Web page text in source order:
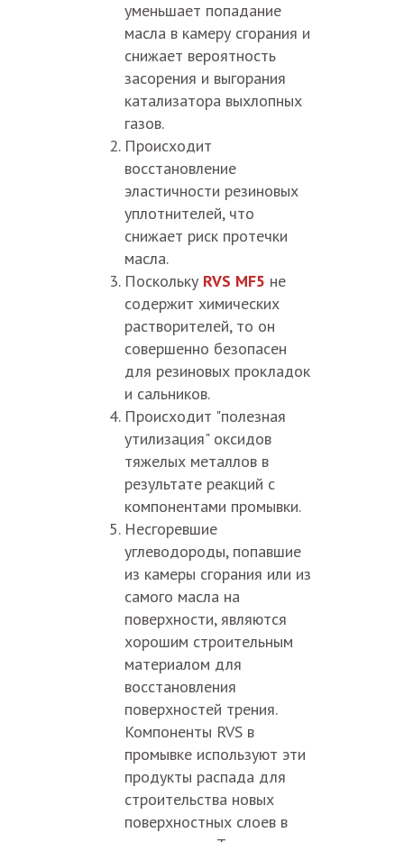
уменьшает попадание
масла в камеру сгорания и
снижает вероятность
засорения и выгорания
катализатора выхлопных
газов.
Происходит
восстановление
эластичности резиновых
уплотнителей, что
снижает риск протечки
масла.
Поскольку RVS MF5 не
содержит химических
растворителей, то он
совершенно безопасен
для резиновых прокладок
и сальников.
Происходит "полезная
утилизация" оксидов
тяжелых металлов в
результате реакций с
компонентами промывки.
Несгоревшие
углеводороды, попавшие
из камеры сгорания или из
самого масла на
поверхности, являются
хорошим строительным
материалом для
восстановления
поверхностей трения.
Компоненты RVS в
промывке используют эти
продукты распада для
строительства новых
поверхностных слоев в